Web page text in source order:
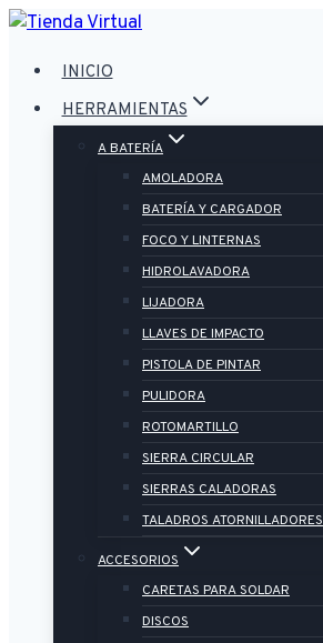
Saltar
contenido
INICIO
HERRAMIENTAS
A BATERÍA
AMOLADORA
BATERÍA Y CARGADOR
FOCO Y LINTERNAS
HIDROLAVADORA
LIJADORA
LLAVES DE IMPACTO
PISTOLA DE PINTAR
PULIDORA
ROTOMARTILLO
SIERRA CIRCULAR
SIERRAS CALADORAS
TALADROS ATORNILLADORES
ACCESORIOS
CARETAS PARA SOLDAR
DISCOS